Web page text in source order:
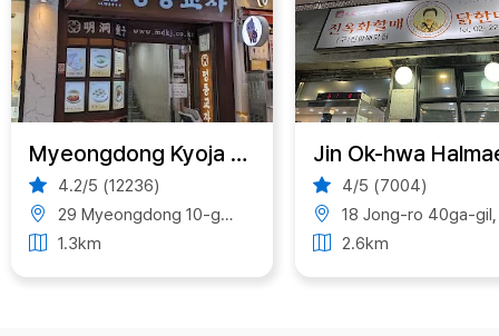
Myeongdong Kyoja Main Restaurant
4.2/5 (12236)
29 Myeongdong 10-gil, Jung District, Seoul, South Korea
1.3km
4/5 (7004)
18 Jong-ro 40ga-gil, Jongno-gu, Seoul, South
2.6km